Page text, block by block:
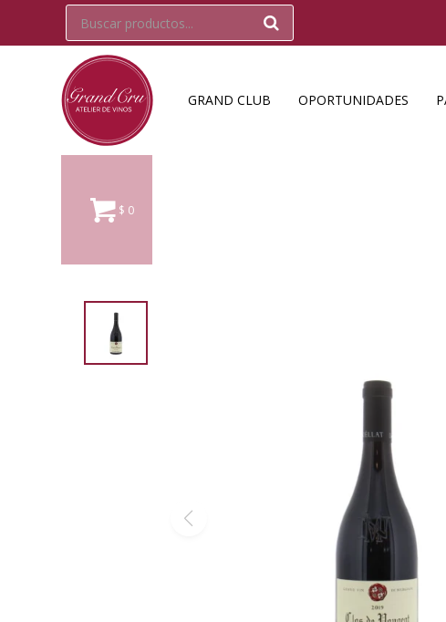
GRAND CLUB OPORTUNIDADES
$ 0